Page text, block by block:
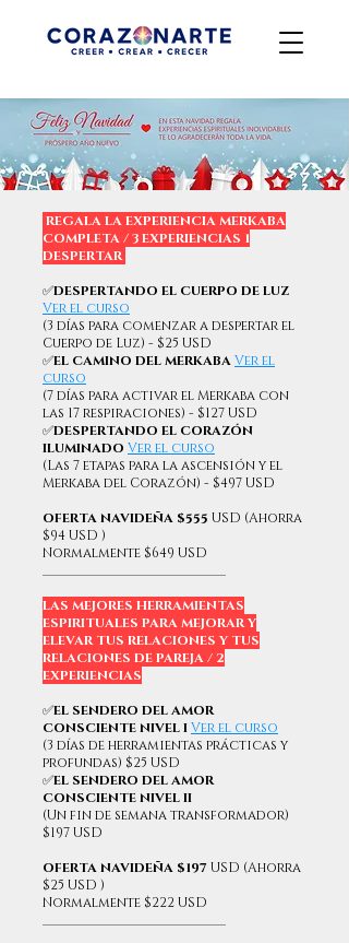
REGALA LA EXPERIENCIA MERKABA
COMPLETA / 3 EXPERIENCIAS 1
DESPERTAR
✅DESPERTANDO EL CUERPO DE LUZ
Ver el curso
(3 días para comenzar a despertar el
Cuerpo de Luz) - $25 USD
✅EL CAMINO DEL MERKABAVer el
curso
(7 días para activar el Merkaba con
las 17 respiraciones) - $127 USD
✅DESPERTANDO EL CORAZÓN
ILUMINADO Ver el curso
(Las 7 etapas para la ascensión y el
Merkaba del Corazón) - $497 USD
OFERTA NAVIDEÑA $555 USD (Ahorra
$94 USD )
Normalmente $649 USD
LAS MEJORES HERRAMIENTAS
ESPIRITUALES PARA MEJORAR Y
ELEVAR TUS RELACIONES Y TUS
RELACIONES DE PAREJA / 2
EXPERIENCIAS
✅EL SENDERO DEL AMOR
CONSCIENTE NIVEL IVer el curso
(3 días de herramientas prácticas y
profundas) $25 USD
✅EL SENDERO DEL AMOR
CONSCIENTE NIVEL II
(Un fin de semana transformador)
$197 USD
OFERTA NAVIDEÑA $197 USD (Ahorra
$25 USD )
Normalmente $222 USD